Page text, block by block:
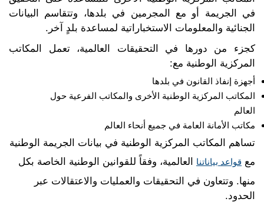
في الجريمة أو مع المجرمين في بلدها، وتتقاسم البيانات
الجنائية والمعلومات الاستخباراتية لمساعدة بلدٍ آخر.
كجزء من دورها في التحقيقات العالمية، تعمل المكاتب
المركزية الوطنية مع:
أجهزة إنفاذ القانون في بلدها
المكاتب المركزية الوطنية الأخرى والمكاتب الفرعية حول
العالم
مكاتب الأمانة العامة في جميع أنحاء العالم
تساهم المكاتب المركزية الوطنية في بيانات الجريمة الوطنية
مع قواعد بياناتنا
العالمية، وفقاً للقوانين الوطنية الخاصة بكل
منها. وتتعاون في التحقيقات والعمليات والاعتقالات عبر
الحدود.